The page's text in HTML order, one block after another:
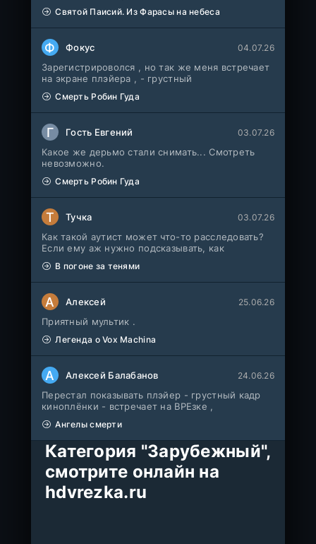
Святой Паисий. Из Фарасы на небеса
Ф Фокус 04.07.26
Зарегистрироволся , но так же меня встречает
на экране плэйера , - грустный
Смерть Робин Гуда
Г Гость Евгений 03.07.26
Какое же дерьмо стали снимать... Смотреть
невозможно.
Смерть Робин Гуда
Т Тучка 03.07.26
Как такой аутист может что-то расследовать?
Если ему аж нужно подсказывать, как
В погоне за тенями
А Алексей 25.06.26
Приятный мультик .
Легенда о Vox Machina
А Алексей Балабанов 24.06.26
Перестал показывать плэйер - грустный кадр
киноплёнки - встречает на ВРЕзке ,
Ангелы смерти
Категория "Зарубежный",
смотрите онлайн на
hdvrezka.ru